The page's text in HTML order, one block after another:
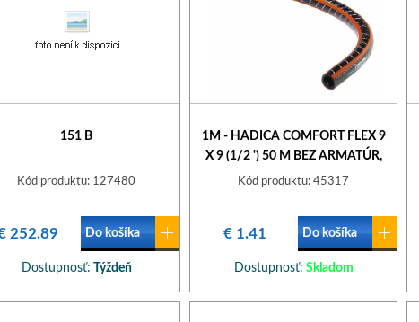
151 B
Kód produktu: 127480
252.89 Do košíka
Dostupnosť: Týždeň
1M - HADICA COMFORT FLEX 9
X 9 (1/2 ') 50 M BEZ ARMATÚR,
METRÁŽ 18039-22 GARDENA
Kód produktu: 45317
€ 1.41 Do košíka
Dostupnosť: Skladom